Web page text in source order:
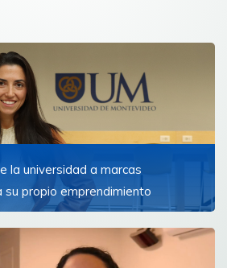
la universidad a marcas
su propio emprendimiento
y destapó puertas que me dieron
al mundo”, explica la creadora de